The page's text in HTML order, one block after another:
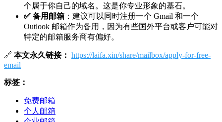
个属于你自己的域名。这是你专业形象的基石。
✅ 备用邮箱 ：建议可以同时注册一个 Gmail 和一个
Outlook 邮箱作为备用，因为有些国外平台或客户可能对
特定的邮箱服务商有偏好。
🔗 本文永久链接： https://laifa.xin/share/mailbox/apply-for-free-
email
标签：
免费邮箱
个人邮箱